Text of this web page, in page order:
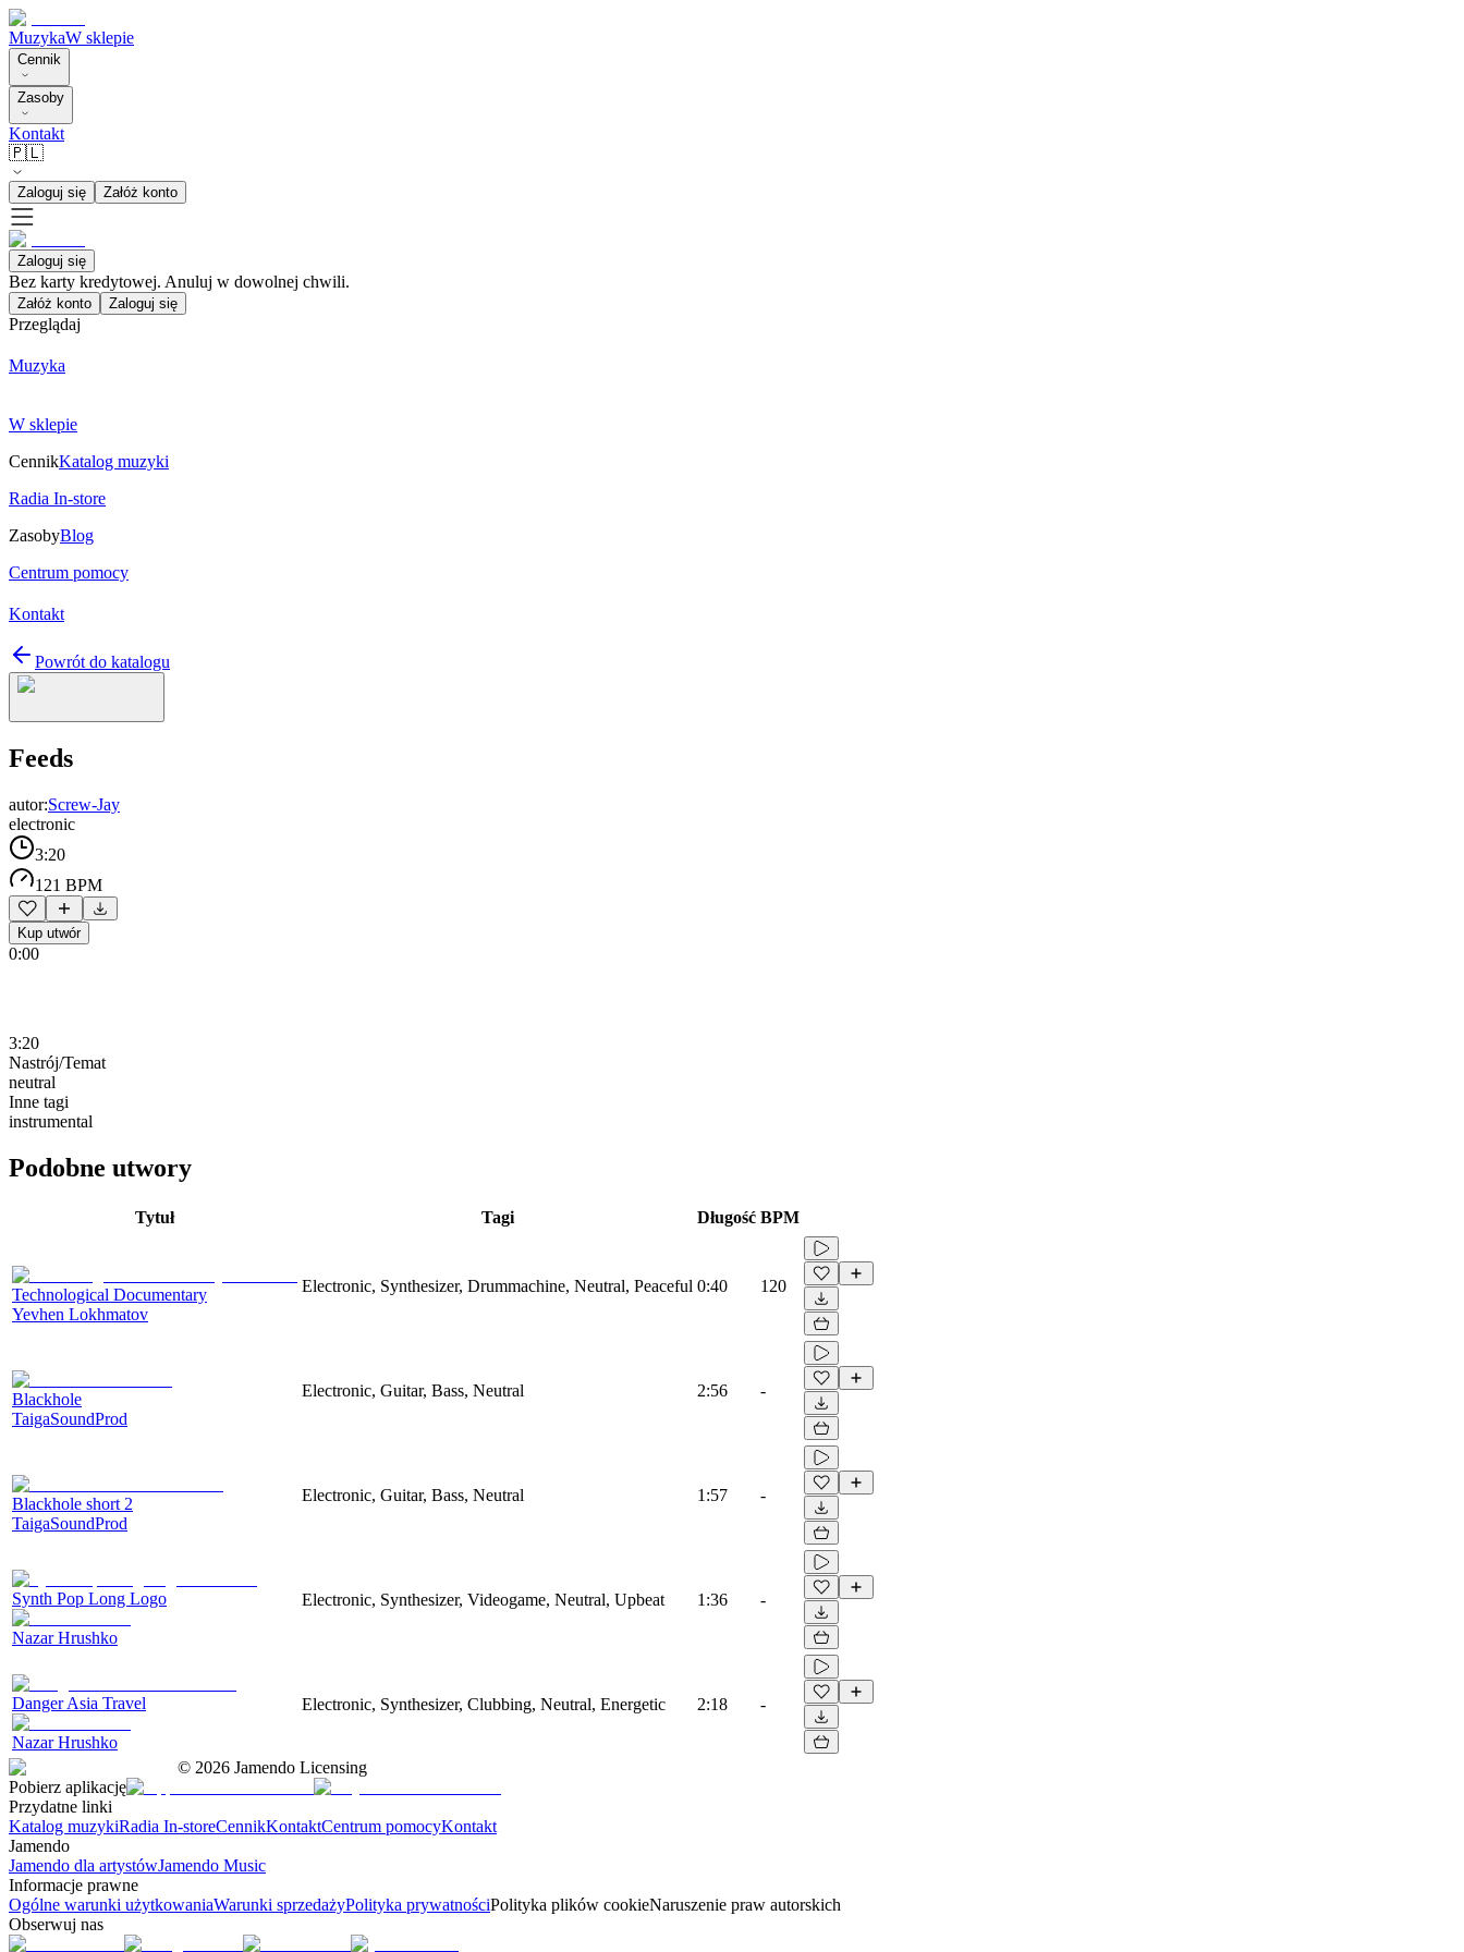
MuzykaW sklepie
Cennik
Zasoby
Kontakt
🇵🇱
Zaloguj się Załóż konto
Zaloguj się
Bez karty kredytowej. Anuluj w dowolnej chwili.
Załóż konto Zaloguj się
Przeglądaj
Muzyka
W sklepie
CennikKatalog muzyki
Radia In-store
ZasobyBlog
Centrum pomocy
Kontakt
Powrót do katalogu
Feeds
autor:Screw-Jay
electronic
3:20
121 BPM
Kup utwór
0:00
3:20
Nastrój/Temat
neutral
Inne tagi
instrumental
Podobne utwory
Tytuł Tagi Długość BPM
Technological Documentary
Yevhen Lokhmatov
Electronic, Synthesizer, Drummachine, Neutral, Peaceful 0:40 120
Blackhole
TaigaSoundProd
Electronic, Guitar, Bass, Neutral 2:56 -
Blackhole short 2
TaigaSoundProd
Electronic, Guitar, Bass, Neutral 1:57 -
Synth Pop Long Logo
Nazar Hrushko
Electronic, Synthesizer, Videogame, Neutral, Upbeat 1:36 -
Danger Asia Travel
Nazar Hrushko
Electronic, Synthesizer, Clubbing, Neutral, Energetic 2:18 -
© 2026 Jamendo Licensing
Pobierz aplikację
Przydatne linki
Katalog muzykiRadia In-storeCennikKontaktCentrum pomocyKontakt
Jamendo
Jamendo dla artystówJamendo Music
Informacje prawne
Ogólne warunki użytkowaniaWarunki sprzedażyPolityka prywatnościPolityka plików cookieNaruszenie praw autorskich
Obserwuj nas